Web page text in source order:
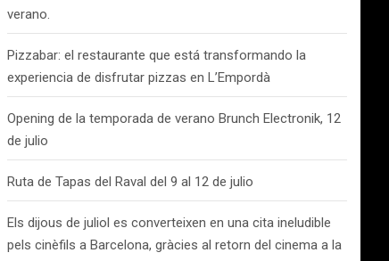
verano.
Pizzabar: el restaurante que está transformando la
experiencia de disfrutar pizzas en L’Empordà
Opening de la temporada de verano Brunch Electronik, 12
de julio
Ruta de Tapas del Raval del 9 al 12 de julio
Els dijous de juliol es converteixen en una cita ineludible
pels cinèfils a Barcelona, gràcies al retorn del cinema a la